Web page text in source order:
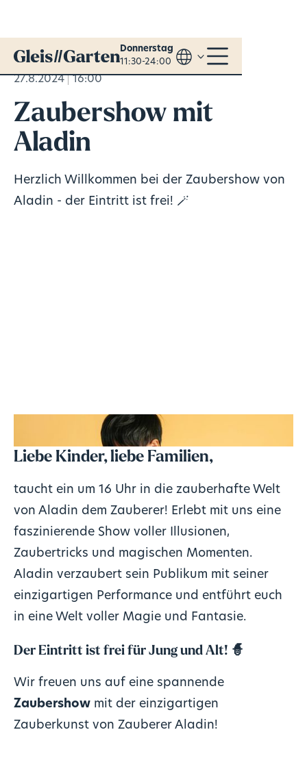
Donnerstag
11:30-24:00
27.8.2024 16:00
Zaubershow mit
Aladin
Herzlich Willkommen bei der Zaubershow von
Aladin - der Eintritt ist frei! 🪄
Liebe Kinder, liebe Familien,
taucht ein um 16 Uhr in die zauberhafte Welt
von Aladin dem Zauberer! Erlebt mit uns eine
faszinierende Show voller Illusionen,
Zaubertricks und magischen Momenten.
Aladin verzaubert sein Publikum mit seiner
einzigartigen Performance und entführt euch
in eine Welt voller Magie und Fantasie.
Der Eintritt ist frei für Jung und Alt! 🧙
Wir freuen uns auf eine spannende
Zaubershowmit der einzigartigen
Zauberkunst von Zauberer Aladin!